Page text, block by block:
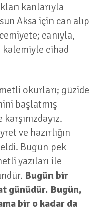
kanlarıyla
Aksa için can alıp
canıyla,
kalemiyle cihad
okurları; güzide
başlatmış
ve hazırlığın
Bugün pek
yazıları ile
Bugün bir
günüdür. Bugün,
bir o kadar da